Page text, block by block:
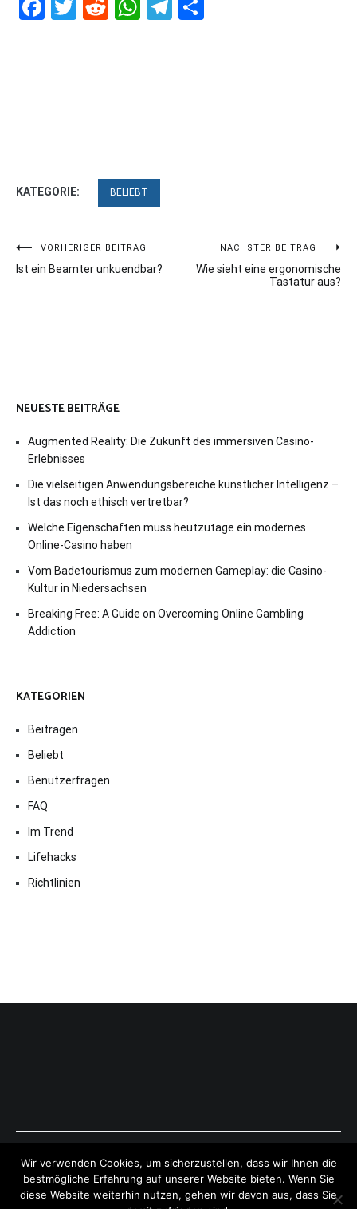
Facebook
Twitter
RedditWhatsApp
Telegram
KATEGORIE: BELIEBT
Beitragsnavigation
VORHERIGER BEITRAG
Ist ein Beamter unkuendbar?
NÄCHSTER BEITRAG
Wie sieht eine ergonomische
Tastatur aus?
NEUESTE BEITRÄGE
Augmented Reality: Die Zukunft des immersiven Casino-
Erlebnisses
Die vielseitigen Anwendungsbereiche künstlicher Intelligenz –
Ist das noch ethisch vertretbar?
Welche Eigenschaften muss heutzutage ein modernes
Online-Casino haben
Vom Badetourismus zum modernen Gameplay: die Casino-
Kultur in Niedersachsen
Breaking Free: A Guide on Overcoming Online Gambling
Addiction
KATEGORIEN
Beitragen
Beliebt
Benutzerfragen
FAQ
Im Trend
Lifehacks
Richtlinien
Copyright © 2026ExpressAntworten.com. All rights reserved.
Theme:Cenote by ThemeGrill. Powered byWordPress .
Wir verwenden Cookies, um sicherzustellen, dass wir Ihnen die
bestmögliche Erfahrung auf unserer Website bieten. Wenn Sie
diese Website weiterhin nutzen, gehen wir davon aus, dass Sie